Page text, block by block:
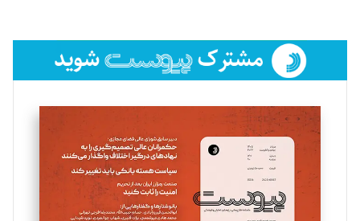
فائزه فتحی رستمی
تحریریه
سروش کرمیان
تحریریه